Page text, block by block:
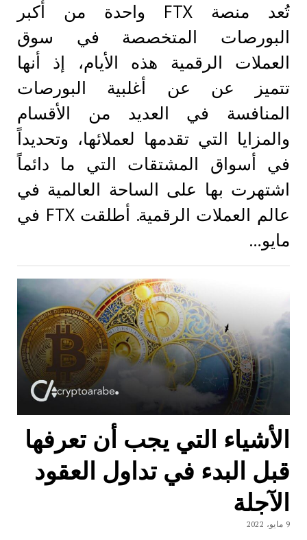
تُعد منصة FTX واحدة من أكبر
البورصات المتخصصة في سوق
العملات الرقمية هذه الأيام، إذ أنها
تتميز عن عن أغلبية البورصات
المنافسة في العديد من الأقسام
والمزايا التي تقدمها لعملائها، وتحديداً
في أسواق المشتقات التي ما دائماً
اشتهرت بها على الساحة العالمية في
عالم العملات الرقمية. أطلقت FTX في
مايو…
الأشياء التي يجب أن تعرفها
قبل البدء في تداول العقود
الآجلة
9 مايو، 2022